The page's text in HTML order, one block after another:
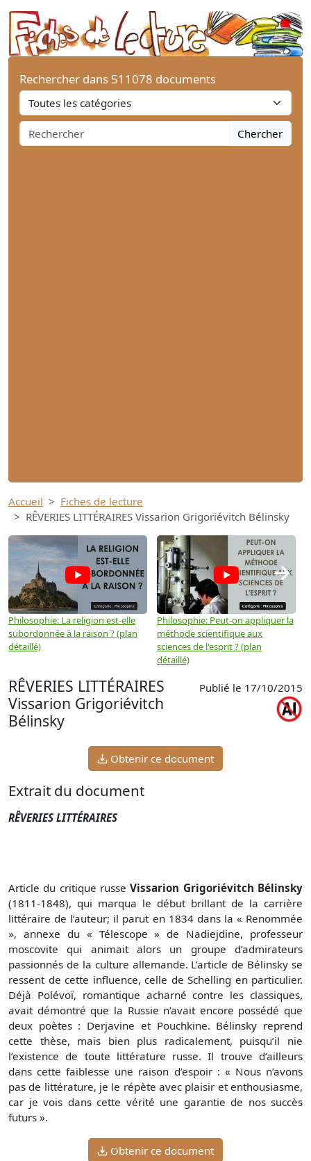
Rechercher dans 511078 documents
Chercher
Accueil
Fiches de lecture
RÊVERIES LITTÉRAIRES Vissarion Grigoriévitch Bélinsky
Philosophie: La religion est-elle
subordonnée à la raison ? (plan
détaillé)
Philosophie: Peut-on appliquer la
méthode scientifique aux
sciences de l'esprit ? (plan
détaillé)
→
RÊVERIES LITTÉRAIRES
Vissarion Grigoriévitch
Bélinsky
Publié le 17/10/2015
Obtenir ce document
Extrait du document
RÊVERIES LITTÉRAIRES
Article du critique russe Vissarion Grigoriévitch Bélinsky
(1811-1848), qui marqua le début brillant de la carrière
littéraire de l’auteur; il parut en 1834 dans la « Renommée
», annexe du « Télescope » de Nadiejdine, professeur
moscovite qui animait alors un groupe d’admirateurs
passionnés de la culture allemande. L’article de Bélinsky se
ressent de cette influence, celle de Schelling en particulier.
Déjà Polévoï, romantique acharné contre les classiques,
avait démontré que la Russie n’avait encore possédé que
deux poètes : Derjavine et Pouchkine. Bélinsky reprend
cette thèse, mais bien plus radicalement, puisqu’il nie
l’existence de toute littérature russe. Il trouve d’ailleurs
dans cette faiblesse une raison d’espoir : « Nous n’avons
pas de littérature, je le répète avec plaisir et enthousiasme,
car je vois dans cette vérité une garantie de nos succès
futurs ».
Obtenir ce document